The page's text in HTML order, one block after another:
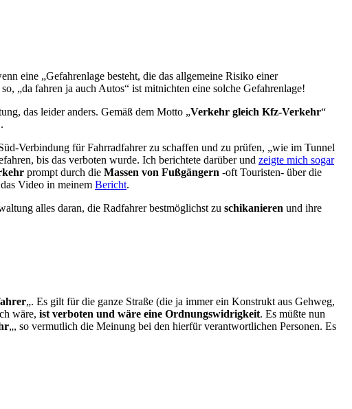
eine „Gefahrenlage besteht, die das allgemeine Risiko einer
„da fahren ja auch Autos“ ist mitnichten eine solche Gefahrenlage!
das leider anders. Gemäß dem Motto „Verkehr gleich Kfz-Verkehr“
Verbindung für Fahrradfahrer zu schaffen und zu prüfen, „wie im Tunnel
bis das verboten wurde. Ich berichtete darüber und zeigte mich sogar
prompt durch die Massen von Fußgängern -oft Touristen- über die
Video in meinem Bericht.
alles daran, die Radfahrer bestmöglichst zu schikanieren und ihre
„. Es gilt für die ganze Straße (die ja immer ein Konstrukt aus Gehweg,
wäre, ist verboten und wäre eine Ordnungswidrigkeit. Es müßte nun
„, so vermutlich die Meinung bei den hierfür verantwortlichen Personen. Es